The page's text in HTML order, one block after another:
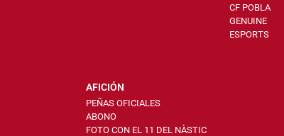
CF POBLA
GENUINE
ESPORTS
AFICIÓN
PEÑAS OFICIALES
ABONO
FOTO CON EL 11 DEL NÀSTIC